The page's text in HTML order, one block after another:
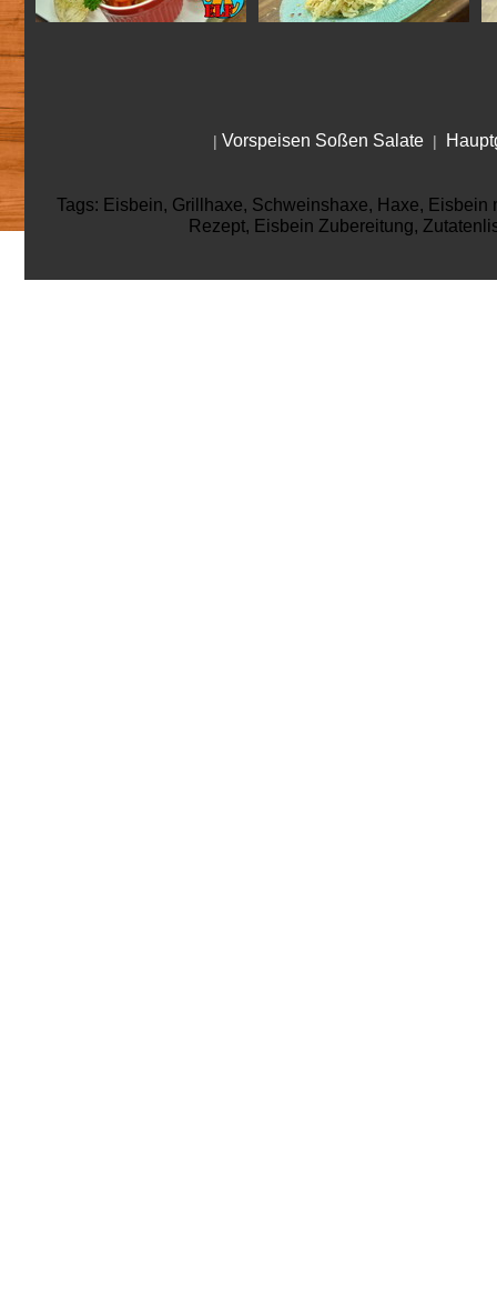
| Vorspeisen Soßen Salate|
Tags: Eisbein, Grillhaxe, Schweinshaxe, Haxe,
Rezept, Eisbein Zubereitung,